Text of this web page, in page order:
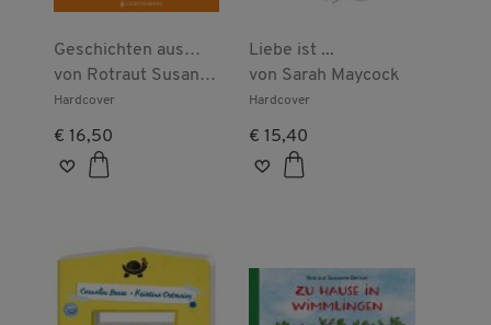
Geschichten aus
Wimmlingen
von Rotraut Susanne
Berner
Hardcover
€ 16,50
Liebe ist ...
von Sarah Maycock
Hardcover
€ 15,40